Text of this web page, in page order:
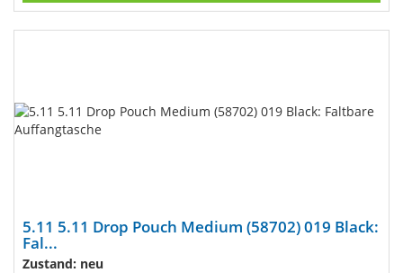
5.11 5.11 Drop Pouch Medium (58702) 019 Black:
Fal...
Zustand: neu